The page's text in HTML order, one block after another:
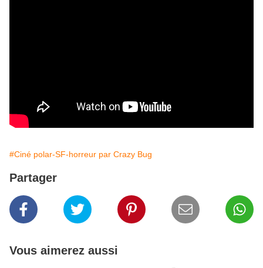
#Ciné polar-SF-horreur par Crazy Bug
Partager
Vous aimerez aussi